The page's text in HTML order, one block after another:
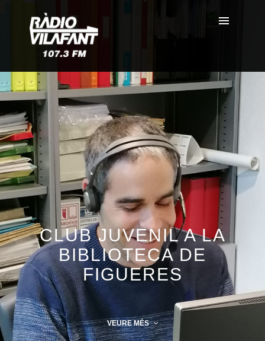
CLUB JUVENIL A LA
BIBLIOTECA DE
FIGUERES
VEURE MÉS